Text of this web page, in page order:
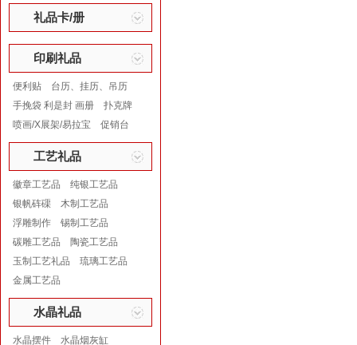
礼品卡/册
印刷礼品
便利贴
台历、挂历、吊历
手挽袋 利是封 画册
扑克牌
喷画/X展架/易拉宝
促销台
工艺礼品
徽章工艺品
纯银工艺品
银帆砗磲
木制工艺品
浮雕制作
锡制工艺品
碳雕工艺品
陶瓷工艺品
玉制工艺礼品
琉璃工艺品
金属工艺品
水晶礼品
水晶摆件
水晶烟灰缸